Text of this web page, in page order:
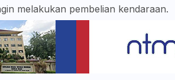
melakukan pembelian kendaraan.